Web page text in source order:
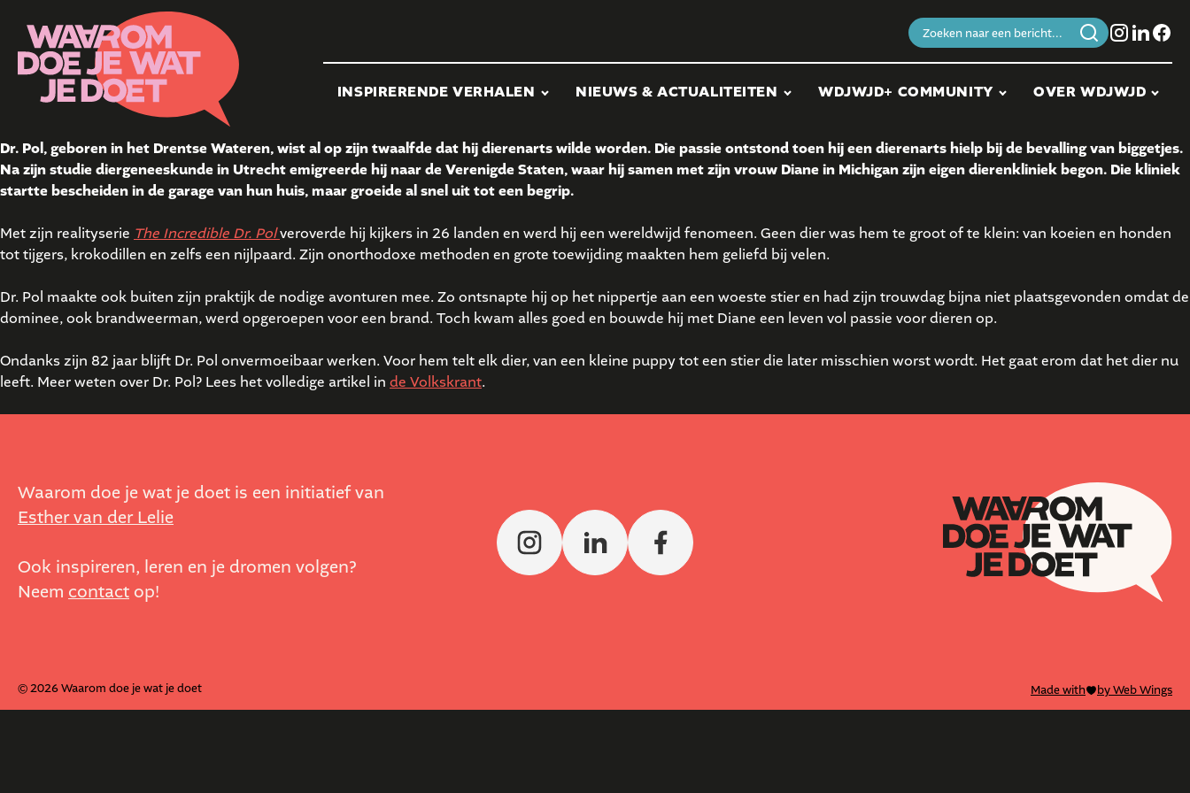
Zoeken
naar:
INSPIRERENDE VERHALEN NIEUWS & ACTUALITEITEN WDJWJD+ COMMUNITY OVER WDJWJD
Dr. Pol, geboren in het Drentse Wateren, wist al op zijn twaalfde dat hij dierenarts wilde worden. Die passie ontstond toen hij een dierenarts hielp bij de bevalling van biggetjes.
Na zijn studie diergeneeskunde in Utrecht emigreerde hij naar de Verenigde Staten, waar hij samen met zijn vrouw Diane in Michigan zijn eigen dierenkliniek begon. Die kliniek
startte bescheiden in de garage van hun huis, maar groeide al snel uit tot een begrip.
Met zijn realityserie The Incredible Dr. Polveroverde hij kijkers in 26 landen en werd hij een wereldwijd fenomeen. Geen dier was hem te groot of te klein: van koeien en honden
tot tijgers, krokodillen en zelfs een nijlpaard. Zijn onorthodoxe methoden en grote toewijding maakten hem geliefd bij velen.
Dr. Pol maakte ook buiten zijn praktijk de nodige avonturen mee. Zo ontsnapte hij op het nippertje aan een woeste stier en had zijn trouwdag bijna niet plaatsgevonden omdat de
dominee, ook brandweerman, werd opgeroepen voor een brand. Toch kwam alles goed en bouwde hij met Diane een leven vol passie voor dieren op.
Ondanks zijn 82 jaar blijft Dr. Pol onvermoeibaar werken. Voor hem telt elk dier, van een kleine puppy tot een stier die later misschien worst wordt. Het gaat erom dat het dier nu
leeft. Meer weten over Dr. Pol? Lees het volledige artikel in de Volkskrant.
Waarom doe je wat je doet is een initiatief van
Esther van der Lelie
Ook inspireren, leren en je dromen volgen?
Neem contact op!
© 2026 Waarom doe je wat je doet Made with by Web Wings